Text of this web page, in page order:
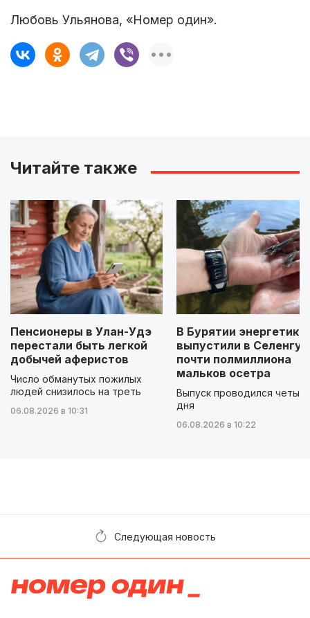
Любовь Ульянова, «Номер один».
Читайте также
Пенсионеры в Улан-Удэ
перестали быть легкой
добычей аферистов
Число обманутых пожилых
людей снизилось на треть
06.08.2026 в 10:31
В Бурятии энергетики
выпустили в Селенгу
почти полмиллиона
мальков осетра
Выпуск проводился
дня
06.08.2026 в 10:22
Следующая новость